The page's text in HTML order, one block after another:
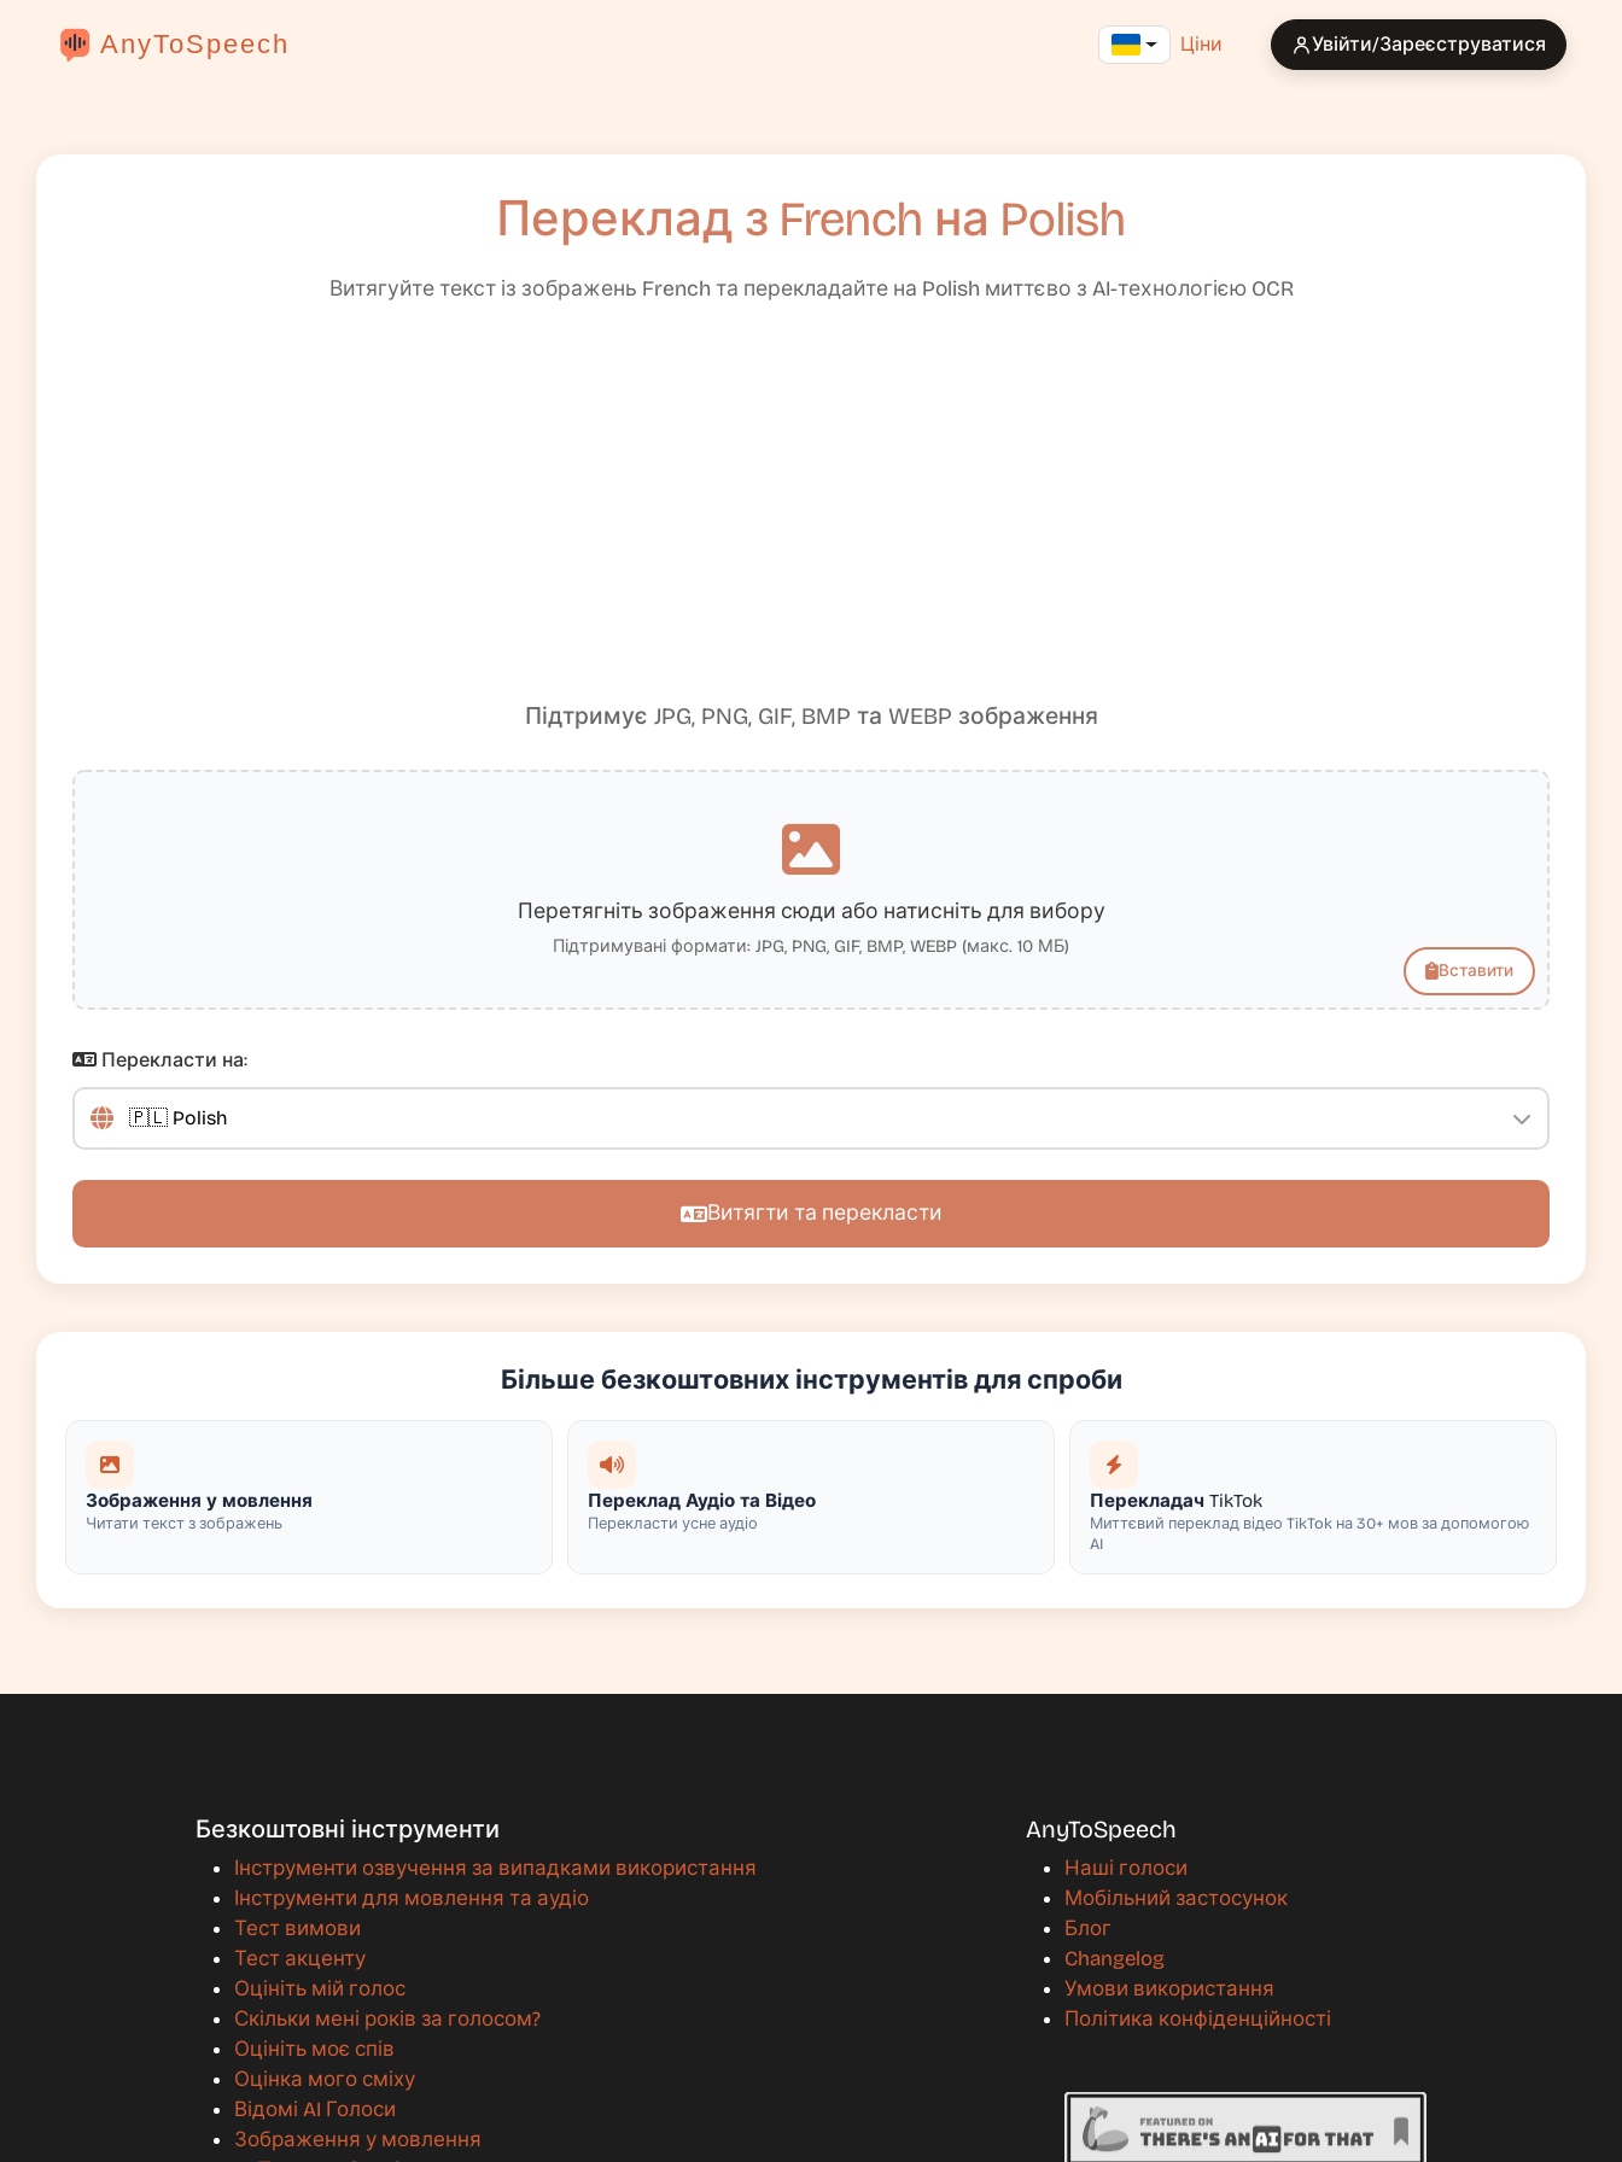
AnyToSpeech Ціни Увійти/Зареєструватися
Переклад з French на Polish
Витягуйте текст із зображень French та перекладайте на Polish миттєво з AI-технологією OCR
Підтримує JPG, PNG, GIF, BMP та WEBP зображення
Перетягніть зображення сюди або натисніть для вибору
Підтримувані формати: JPG, PNG, GIF, BMP, WEBP (макс. 10 МБ)
Вставити
Перекласти на:
Витягти та перекласти
Більше безкоштовних інструментів для спроби
Зображення у мовлення
Читати текст з зображень
Переклад Аудіо та Відео
Перекласти усне аудіо
Перекладач TikTok
Миттєвий переклад відео TikTok на 30+ мов за допомогою
AI
Безкоштовні інструменти
Інструменти озвучення за випадками використання
Інструменти для мовлення та аудіо
Тест вимови
Тест акценту
Оцініть мій голос
Скільки мені років за голосом?
Оцініть моє спів
Оцінка мого сміху
Відомі AI Голоси
Зображення у мовлення
AnyToSpeech
Наші голоси
Мобільний застосунок
Блог
Changelog
Умови використання
Політика конфіденційності